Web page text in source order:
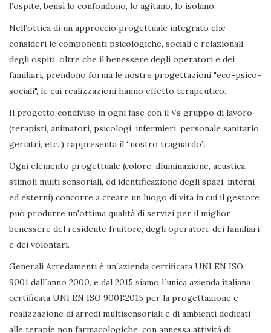
l’ospite, bensì lo confondono, lo agitano, lo isolano.
Nell’ottica di un approccio progettuale integrato che
consideri le componenti psicologiche, sociali e relazionali
degli ospiti, oltre che il benessere degli operatori e dei
familiari, prendono forma le nostre progettazioni "eco-psico-
sociali", le cui realizzazioni hanno effetto terapeutico.
Il progetto condiviso in ogni fase con il Vs gruppo di lavoro
(terapisti, animatori, psicologi, infermieri, personale sanitario,
geriatri, etc..) rappresenta il “nostro traguardo”.
Ogni elemento progettuale (colore, illuminazione, acustica,
stimoli multi sensoriali, ed identificazione degli spazi, interni
ed esterni) concorre a creare un luogo di vita in cui il gestore
può produrre un'ottima qualità di servizi per il miglior
benessere del residente fruitore, degli operatori, dei familiari
e dei volontari.
Generali Arredamenti è un´azienda certificata UNI EN ISO
9001 dall´anno 2000, e dal 2015 siamo l´unica azienda italiana
certificata UNI EN ISO 9001:2015 per la progettazione e
realizzazione di arredi multisensoriali e di ambienti dedicati
alle terapie non farmacologiche, con annessa attività di